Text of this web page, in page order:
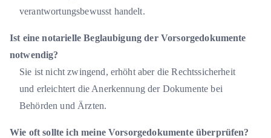
verantwortungsbewusst handelt.
Ist eine notarielle Beglaubigung der Vorsorgedokumente
notwendig?
Sie ist nicht zwingend, erhöht aber die Rechtssicherheit
und erleichtert die Anerkennung der Dokumente bei
Behörden und Ärzten.
Wie oft sollte ich meine Vorsorgedokumente überprüfen?